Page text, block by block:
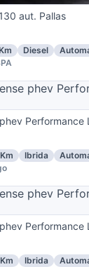
aut. Pallas
Diesel
Performance
Ibrida
Performance
Ibrida